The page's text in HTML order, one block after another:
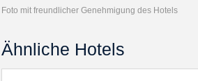
Foto mit freundlicher Genehmigung des Hotels
Ähnliche Hotels